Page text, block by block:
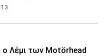
ο Λέμι των Motörhead